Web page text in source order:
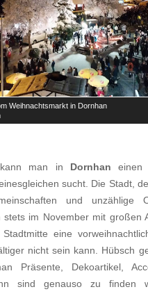
Weihnachtsmarkt in Dornhan
man in Dornhan einen
sucht. Die Stadt,
und unzählige
stets im November mit großen
eine
nicht sein kann. Hübsch
Präsente, Dekoartikel,
sind genauso zu finden